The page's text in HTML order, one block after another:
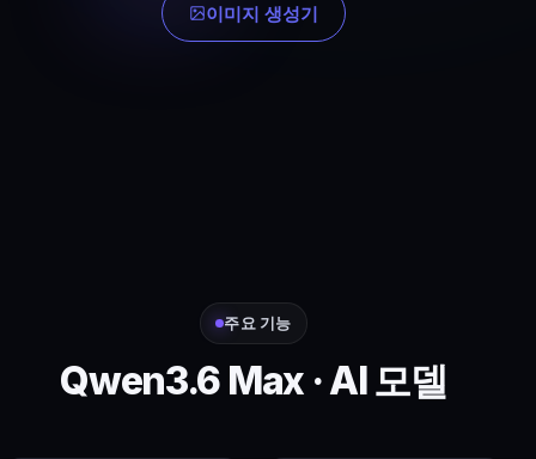
이미지 생성기
주요 기능
Qwen3.6 Max · AI 모델